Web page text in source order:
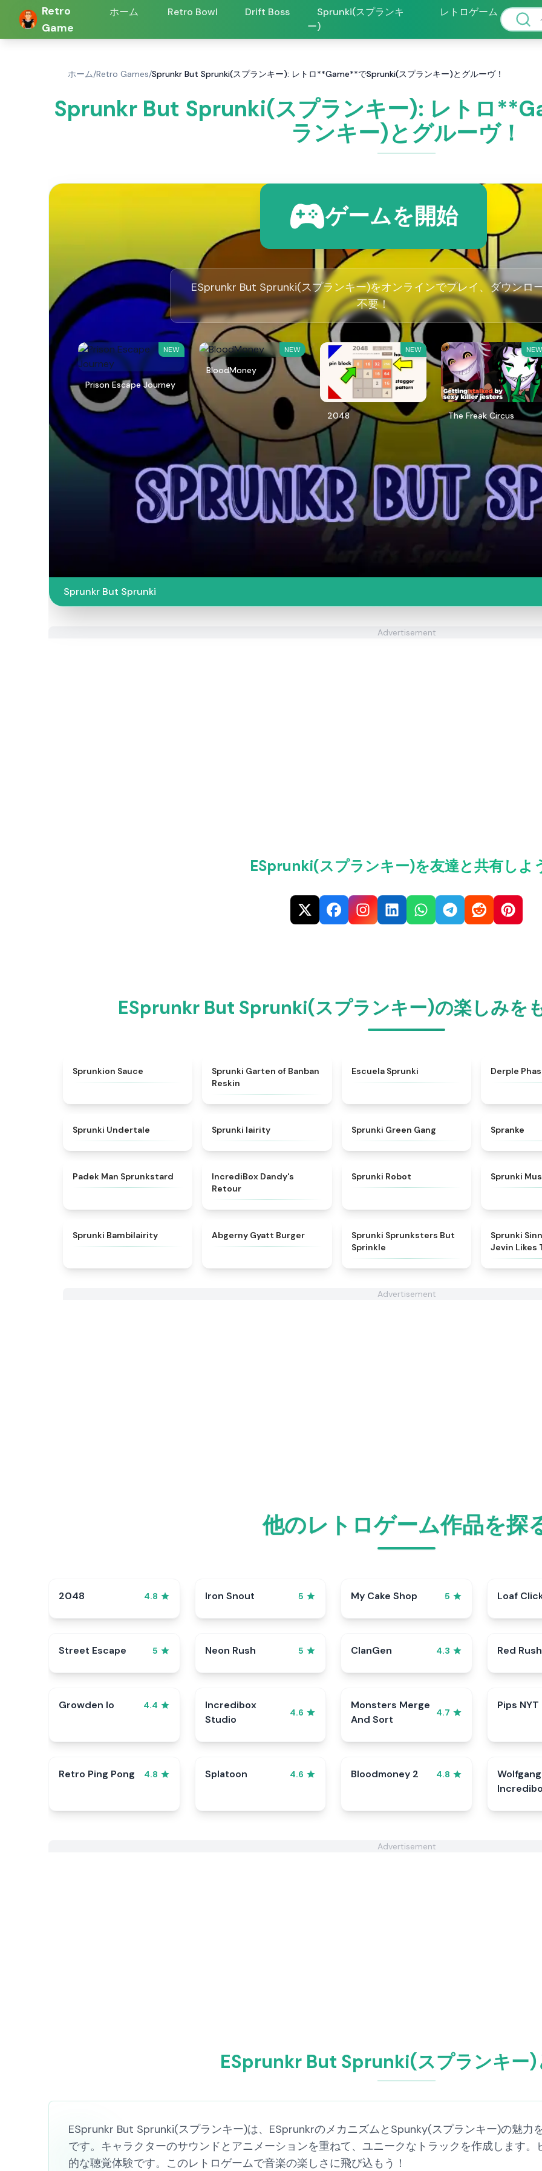
Retro
Game
ホーム Retro Bowl Drift Boss
Sprunki(スプランキ
ー)
レトロゲーム
ホーム/Retro Games/Sprunkr But Sprunki(スプランキー): レトロ**Game**でSprunki(スプランキー)とグルーヴ！
Sprunkr But Sprunki(スプランキー): レトロ
ランキー)とグルーヴ！
ゲームを開始
ESprunkr But Sprunki(スプランキー)をオンラインでプレイ、ダウンロ
不要！
NEW
Prison Escape Journey
NEW
BloodMoney
NEW
2048
NEW
The Freak Circus
Sprunkr But Sprunki
Advertisement
ESprunki(スプランキー)を友達と共有しよ
ESprunkr But Sprunki(スプランキー)の楽しみを
Sprunkion Sauce ★
Sprunki Garten of Banban
Reskin
Escuela Sprunki Derple
Sprunki Undertale Sprunki lairity Sprunki Green Gang Spranke
4.4
Padek Man Sprunkstard
IncrediBox Dandy's
Retour
Sprunki Robot Sprunki
Sprunki Bambilairity Abgerny Gyatt Burger ★ 4.3
Sprunki Sprunksters But
Sprinkle
Sprunki
Jevin Likes
Advertisement
他のレトロゲーム作品を探
2048 4.8 Iron Snout 5 My Cake Shop 5 Loaf
Street Escape 5 Neon Rush 5 ClanGen 4.3 Red Rush
Growden Io 4.4
Incredibox
Studio
4.6
Monsters Merge
And Sort
4.7
Pips NYT
Retro Ping Pong 4.8 Splatoon 4.6 Bloodmoney 2 4.8
Wolfgang
Advertisement
ESprunkr But Sprunki(スプランキー)
ESprunkr But Sprunki(スプランキー)は、ESprunkrのメカニズムとSpunky(スプランキー)の魅力
です。キャラクターのサウンドとアニメーションを重ねて、ユニークなトラックを作成します
的な聴覚体験です。このレトロゲームで音楽の楽しさに飛び込もう！